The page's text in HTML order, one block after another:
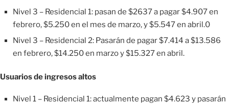
Nivel 3 – Residencial 1: pasan de $2637 a pagar $4.907 en
febrero, $5.250 en el mes de marzo, y $5.547 en abril.0
Nivel 3 – Residencial 2: Pasarán de pagar $7.414 a $13.586
en febrero, $14.250 en marzo y $15.327 en abril.
Usuarios de ingresos altos
Nivel 1 – Residencial 1: actualmente pagan $4.623 y pasarán